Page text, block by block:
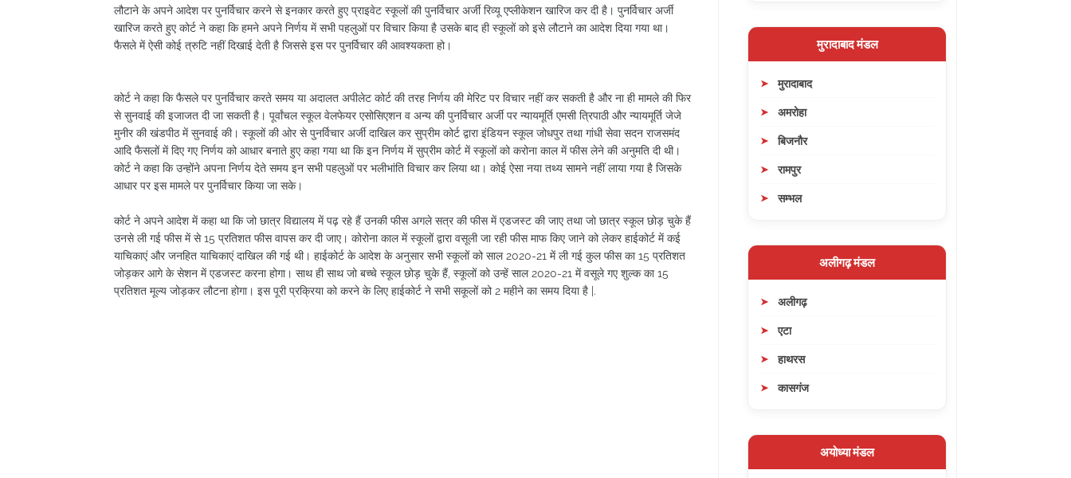
लौटाने के अपने आदेश पर पुनर्विचार करने से इनकार करते हुए प्राइवेट स्कूलों की पुनर्विचार अर्जी रिव्यू एप्लीकेशन खारिज कर दी है। पुनर्विचार अर्जी
खारिज करते हुए कोर्ट ने कहा कि हमने अपने निर्णय में सभी पहलुओं पर विचार किया है उसके बाद ही स्कूलों को इसे लौटाने का आदेश दिया गया था।
फैसले में ऐसी कोई त्रुटि नहीं दिखाई देती है जिससे इस पर पुनर्विचार की आवश्यकता हो।
कोर्ट ने कहा कि फैसले पर पुनर्विचार करते समय या अदालत अपीलेट कोर्ट की तरह निर्णय की मेरिट पर विचार नहीं कर सकती है और ना ही मामले की फिर
से सुनवाई की इजाजत दी जा सकती है। पूर्वांचल स्कूल वेलफेयर एसोसिएशन व अन्य की पुनर्विचार अर्जी पर न्यायमूर्ति एमसी त्रिपाठी और न्यायमूर्ति जेजे
मुनीर की खंडपीठ में सुनवाई की। स्कूलों की ओर से पुनर्विचार अर्जी दाखिल कर सुप्रीम कोर्ट द्वारा इंडियन स्कूल जोधपुर तथा गांधी सेवा सदन राजसमंद
आदि फैसलों में दिए गए निर्णय को आधार बनाते हुए कहा गया था कि इन निर्णय में सुप्रीम कोर्ट में स्कूलों को करोना काल में फीस लेने की अनुमति दी थी।
कोर्ट ने कहा कि उन्होंने अपना निर्णय देते समय इन सभी पहलुओं पर भलीभांति विचार कर लिया था। कोई ऐसा नया तथ्य सामने नहीं लाया गया है जिसके
आधार पर इस मामले पर पुनर्विचार किया जा सके।
कोर्ट ने अपने आदेश में कहा था कि जो छात्र विद्यालय में पढ़ रहे हैं उनकी फीस अगले सत्र की फीस में एडजस्ट की जाए तथा जो छात्र स्कूल छोड़ चुके हैं
उनसे ली गई फीस में से 15 प्रतिशत फीस वापस कर दी जाए। कोरोना काल में स्कूलों द्वारा वसूली जा रही फीस माफ किए जाने को लेकर हाईकोर्ट में कई
याचिकाएं और जनहित याचिकाएं दाखिल की गई थी। हाईकोर्ट के आदेश के अनुसार सभी स्कूलों को साल 2020-21 में ली गई कुल फीस का 15 प्रतिशत
जोड़कर आगे के सेशन में एडजस्ट करना होगा। साथ ही साथ जो बच्चे स्कूल छोड़ चुके हैं, स्कूलों को उन्हें साल 2020-21 में वसूले गए शुल्क का 15
प्रतिशत मूल्य जोड़कर लौटना होगा। इस पूरी प्रक्रिया को करने के लिए हाईकोर्ट ने सभी सकूलों को 2 महीने का समय दिया है |.
मुरादाबाद मंडल
मुरादाबाद
अमरोहा
बिजनौर
रामपुर
सम्भल
अलीगढ़ मंडल
अलीगढ़
एटा
हाथरस
कासगंज
अयोध्या मंडल